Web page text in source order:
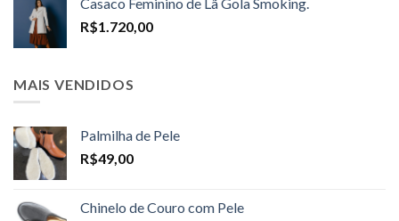
through
R$1.720,00
MAIS VENDIDOS
Palmilha de Pele
R$49,00
Chinelo de Couro com Pele